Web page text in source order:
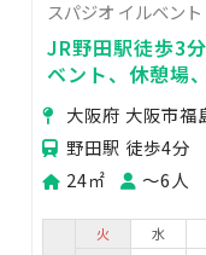
スパジオ イルベント
JR野田駅徒歩3
ベント、休憩場
備 多用途完全個室
大阪府 大阪市福
野田駅 徒歩4分
24㎡
〜6人
火
水